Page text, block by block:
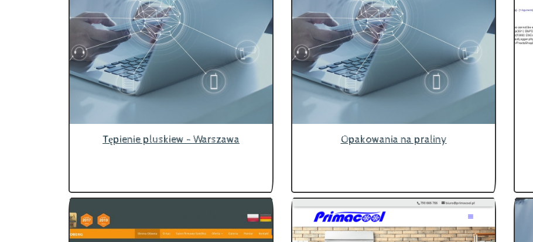
Tępienie pluskiew - Warszawa Opakowania na praliny